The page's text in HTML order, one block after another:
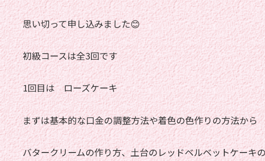
思い切って申し込みました😊
初級コースは全3回です
1回目は ローズケーキ
まずは基本的な口金の調整方法や着色の色作りの方法から
バタークリームの作り方、土台のレッドベルベットケーキ